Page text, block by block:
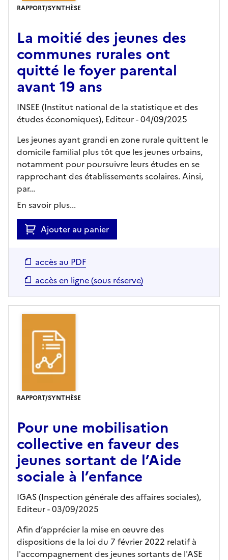
RAPPORT/SYNTHÈSE
La moitié des jeunes des
communes rurales ont
quitté le foyer parental
avant 19 ans
INSEE (Institut national de la statistique et des
études économiques), Editeur- 04/09/2025
Les jeunes ayant grandi en zone rurale quittent le
domicile familial plus tôt que les jeunes urbains,
notamment pour poursuivre leurs études en se
rapprochant des établissements scolaires. Ainsi,
par...
En savoir plus...
Ajouter au panier
accès au PDF
accès en ligne (sous réserve)
RAPPORT/SYNTHÈSE
Pour une mobilisation
collective en faveur des
jeunes sortant de l’Aide
sociale à l’enfance
IGAS (Inspection générale des affaires sociales),
Editeur- 03/09/2025
Afin d’apprécier la mise en œuvre des
dispositions de la loi du 7 février 2022 relatif à
l'accompagnement des jeunes sortants de l'ASE